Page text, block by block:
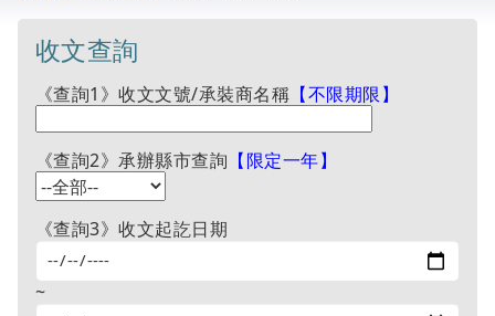
收文查詢
《查詢1》收文文號/承裝商名稱 【不限期限】
《查詢2》承辦縣市查詢 【限定一年】
《查詢3》收文起訖日期
~